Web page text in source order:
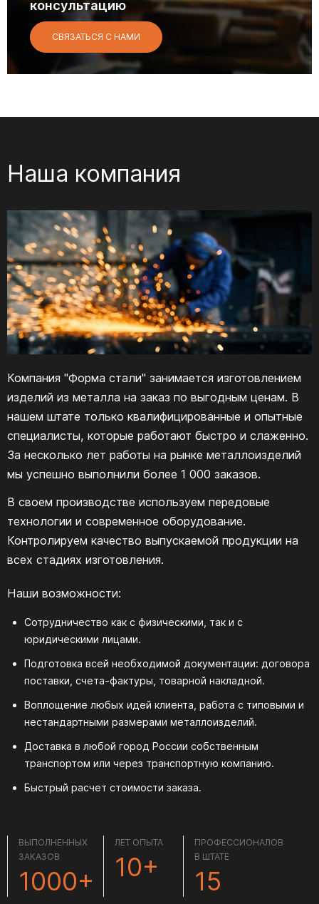
консультацию
СВЯЗАТЬСЯ С НАМИ
Наша компания
Компания "Форма стали" занимается изготовлением
изделий из металла на заказ по выгодным ценам. В
нашем штате только квалифицированные и опытные
специалисты, которые работают быстро и слаженно.
За несколько лет работы на рынке металлоизделий
мы успешно выполнили более 1 000 заказов.
В своем производстве используем передовые
технологии и современное оборудование.
Контролируем качество выпускаемой продукции на
всех стадиях изготовления.
Наши возможности:
Сотрудничество как с физическими, так и с
юридическими лицами.
Подготовка всей необходимой документации: договора
поставки, счета-фактуры, товарной накладной.
Воплощение любых идей клиента, работа с типовыми и
нестандартными размерами металлоизделий.
Доставка в любой город России собственным
транспортом или через транспортную компанию.
Быстрый расчет стоимости заказа.
ВЫПОЛНЕННЫХ
ЗАКАЗОВ
1000+
ЛЕТ ОПЫТА
10+
ПРОФЕССИОНАЛОВ
В ШТАТЕ
15